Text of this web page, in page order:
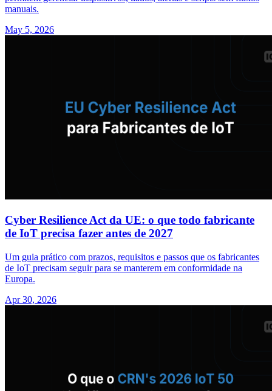
manuais.
May 5, 2026
Cyber Resilience Act da UE: o que todo fabricante
de IoT precisa fazer antes de 2027
Um guia prático com prazos, requisitos e passos que os fabricantes
de IoT precisam seguir para se manterem em conformidade na
Europa.
Apr 30, 2026